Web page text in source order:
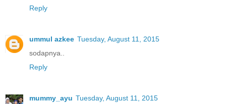
Reply
ummul azkee Tuesday, August 11, 2015
sodapnya..
Reply
mummy_ayu Tuesday, August 11, 2015